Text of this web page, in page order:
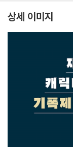
상세 이미지